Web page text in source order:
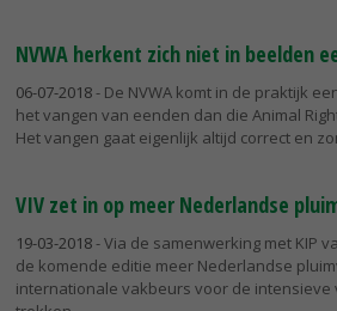
NVWA herkent zich niet in beelden
06-07-2018- De NVWA komt in de praktijk
het vangen van eenden dan die Animal
Het vangen gaat eigenlijk altijd correct en
VIV zet in op meer Nederlandse
19-03-2018- Via de samenwerking met KIP
de komende editie meer Nederlandse
internationale vakbeurs voor de intensieve